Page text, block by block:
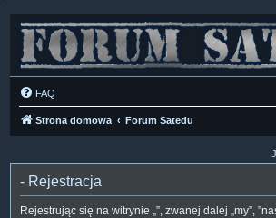
FAQ
Strona domowa Forum Satedu
- Rejestracja
Rejestrując się na witrynie „”, zwanej dalej „my”,